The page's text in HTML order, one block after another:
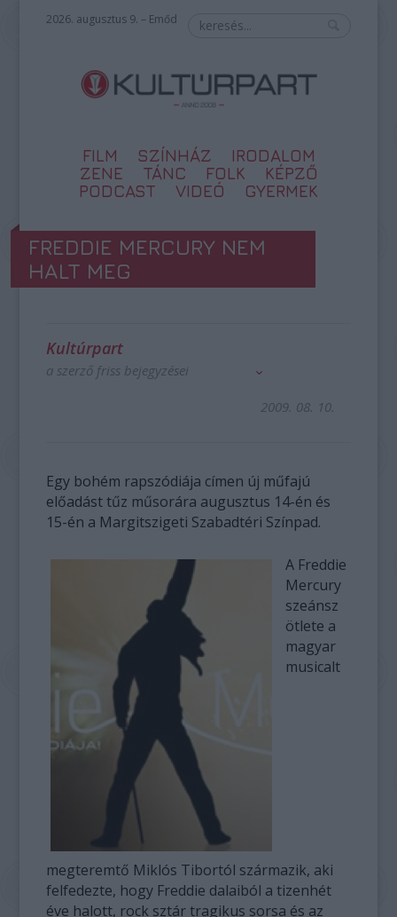
2026. augusztus 9. – Emőd
FILM SZÍNHÁZ
IRODALOM
ZENE
TÁNC FOLK
KÉPZŐ
PODCAST
VIDEÓ GYERMEK
FREDDIE MERCURY NEM
HALT MEG
Kultúrpart
a szerző friss bejegyzései
2009. 08. 10.
Egy bohém rapszódiája címen új műfajú
előadást tűz műsorára augusztus 14-én és
15-én a Margitszigeti Szabadtéri Színpad.
A Freddie
Mercury
szeánsz
ötlete a
magyar
musicalt
megteremtő Miklós Tibortól származik, aki
felfedezte, hogy Freddie dalaiból a tizenhét
éve halott, rock sztár tragikus sorsa és az